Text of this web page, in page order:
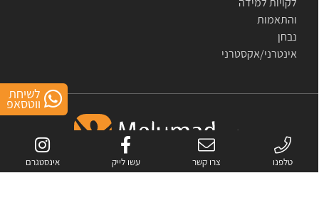
לשיחת
ווטסאפ
טלפנו צרו קשר עשו לייק אינסטגרם
והתאמות
נבחן
אינטרני/אקסטרני
אתר זה מוגן באמצעות reCAPTCHA. מדיניות הפרטיותו-
כל
הזכויות שמורות לחברת מלומד- פתרונות לימוד מתקדמים בע"מ © 2007-2026